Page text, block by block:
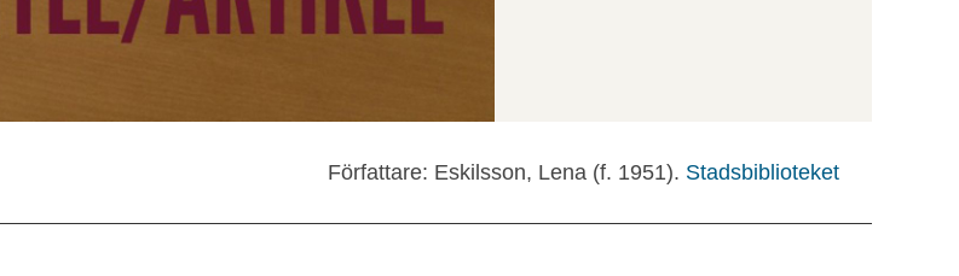
Författare: Eskilsson, Lena (f. 1951). Stadsbiblioteket